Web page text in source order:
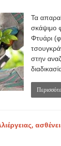
Τα
σκάψιμο
Φτυάρι
στην